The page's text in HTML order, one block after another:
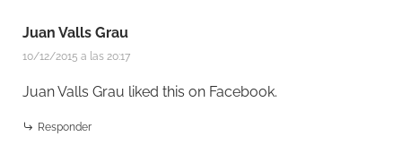
Juan Valls Grau
10/12/2015 a las 20:17
Juan Valls Grau liked this on Facebook.
Responder